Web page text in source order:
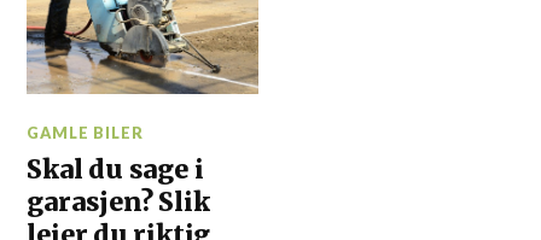
GAMLE BILER
Skal du sage i
garasjen? Slik